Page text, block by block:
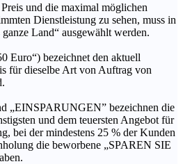
und die maximal möglichen
Dienstleistung zu sehen, muss in
Land“ ausgewählt werden.
Euro“) bezeichnet den aktuell
für dieselbe Art von Auftrag von
„EINSPARUNGEN” bezeichnen die
und dem teuersten Angebot für
bei der mindestens 25 % der Kunden
die beworbene „SPAREN SIE